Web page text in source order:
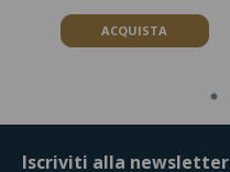
ACQUISTA
Iscriviti alla newsletter